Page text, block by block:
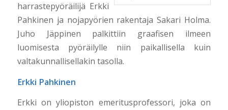
harrastepyöräilijä Erkki
Pahkinen ja nojapyörien rakentaja Sakari Holma.
Juho Jäppinen palkittiin graafisen ilmeen
luomisesta pyöräilylle niin paikallisella kuin
valtakunnallisellakin tasolla.
Erkki Pahkinen
Erkki on yliopiston emeritusprofessori, joka on